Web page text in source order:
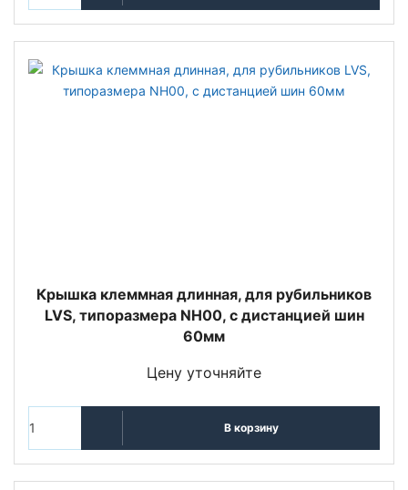
Крышка клеммная длинная, для рубильников
LVS, типоразмера NH00, с дистанцией шин
60мм
Цену уточняйте
В корзину